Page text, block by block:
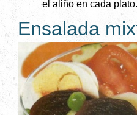
el aliño en cada plato.
Ensalada